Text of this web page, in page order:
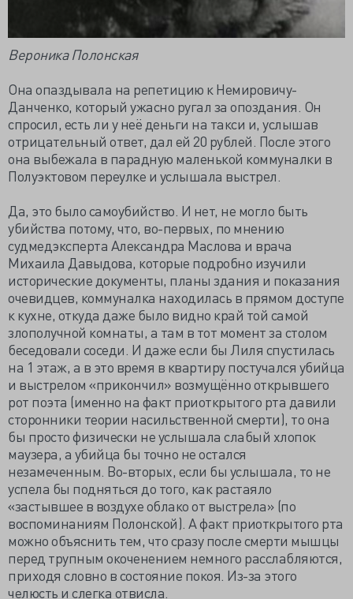
Вероника Полонская
Она опаздывала на репетицию к Немировичу-
Данченко, который ужасно ругал за опоздания. Он
спросил, есть ли у неё деньги на такси и, услышав
отрицательный ответ, дал ей 20 рублей. После этого
она выбежала в парадную маленькой коммуналки в
Полуэктовом переулке и услышала выстрел.
Да, это было самоубийство. И нет, не могло быть
убийства потому, что, во-первых, по мнению
судмедэксперта Александра Маслова и врача
Михаила Давыдова, которые подробно изучили
исторические документы, планы здания и показания
очевидцев, коммуналка находилась в прямом доступе
к кухне, откуда даже было видно край той самой
злополучной комнаты, а там в тот момент за столом
беседовали соседи. И даже если бы Лиля спустилась
на 1 этаж, а в это время в квартиру постучался убийца
и выстрелом «прикончил» возмущённо открывшего
рот поэта (именно на факт приоткрытого рта давили
сторонники теории насильственной смерти), то она
бы просто физически не услышала слабый хлопок
маузера, а убийца бы точно не остался
незамеченным. Во-вторых, если бы услышала, то не
успела бы подняться до того, как растаяло
«застывшее в воздухе облако от выстрела» (по
воспоминаниям Полонской). А факт приоткрытого рта
можно объяснить тем, что сразу после смерти мышцы
перед трупным окоченением немного расслабляются,
приходя словно в состояние покоя. Из-за этого
челюсть и слегка отвисла.